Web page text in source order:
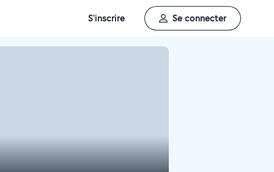
S'inscrire Se connecter